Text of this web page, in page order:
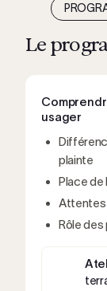
Le
usager
plainte
Place de
Attentes
Rôle